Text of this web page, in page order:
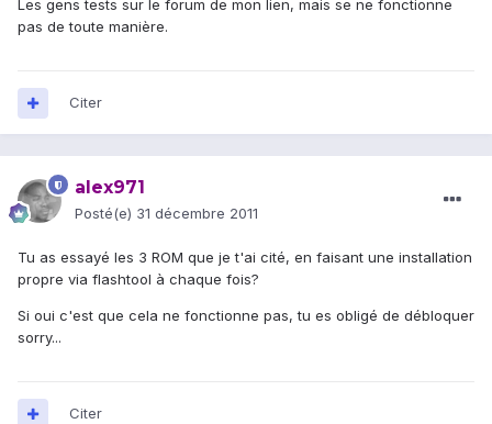
Les gens tests sur le forum de mon lien, mais se ne fonctionne
pas de toute manière.
Citer
alex971
Posté(e) 31 décembre 2011
Tu as essayé les 3 ROM que je t'ai cité, en faisant une installation
propre via flashtool à chaque fois?
Si oui c'est que cela ne fonctionne pas, tu es obligé de débloquer
sorry...
Citer